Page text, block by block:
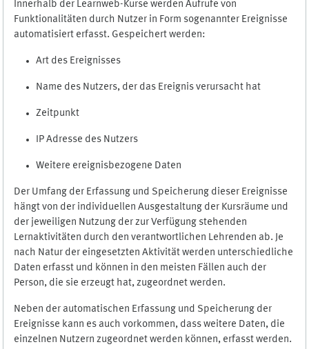
Innerhalb der Learnweb-Kurse werden Aufrufe von
Funktionalitäten durch Nutzer in Form sogenannter Ereignisse
automatisiert erfasst. Gespeichert werden:
Art des Ereignisses
Name des Nutzers, der das Ereignis verursacht hat
Zeitpunkt
IP Adresse des Nutzers
Weitere ereignisbezogene Daten
Der Umfang der Erfassung und Speicherung dieser Ereignisse
hängt von der individuellen Ausgestaltung der Kursräume und
der jeweiligen Nutzung der zur Verfügung stehenden
Lernaktivitäten durch den verantwortlichen Lehrenden ab. Je
nach Natur der eingesetzten Aktivität werden unterschiedliche
Daten erfasst und können in den meisten Fällen auch der
Person, die sie erzeugt hat, zugeordnet werden.
Neben der automatischen Erfassung und Speicherung der
Ereignisse kann es auch vorkommen, dass weitere Daten, die
einzelnen Nutzern zugeordnet werden können, erfasst werden.